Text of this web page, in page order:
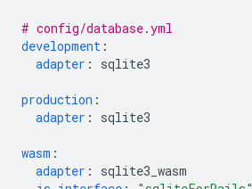
# config/database.yml
development :
adapter : sqlite3
production :
adapter : sqlite3
wasm :
adapter :
sqlite3_wasm